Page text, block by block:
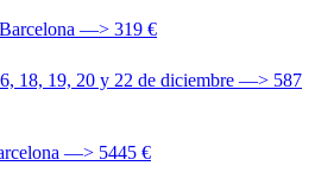
Barcelona —> 319 €
18, 19, 20 y 22 de diciembre —> 587
—> 5445 €